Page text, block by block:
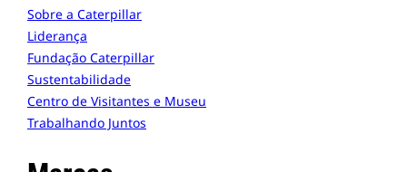
Sobre a Caterpillar
Liderança
Fundação Caterpillar
Sustentabilidade
Centro de Visitantes e Museu
Trabalhando Juntos